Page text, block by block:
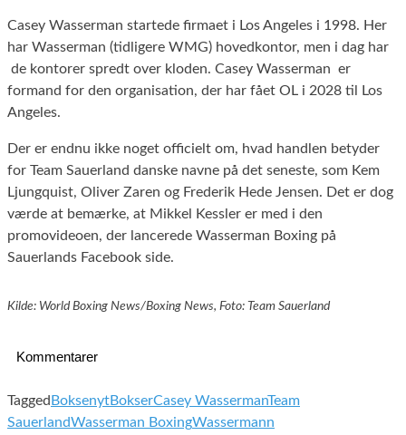
Casey Wasserman startede firmaet i Los Angeles i 1998. Her
har Wasserman (tidligere WMG) hovedkontor, men i dag har
de kontorer spredt over kloden. Casey Wasserman er
formand for den organisation, der har fået OL i 2028 til Los
Angeles.
Der er endnu ikke noget officielt om, hvad handlen betyder
for Team Sauerland danske navne på det seneste, som Kem
Ljungquist, Oliver Zaren og Frederik Hede Jensen. Det er dog
værde at bemærke, at Mikkel Kessler er med i den
promovideoen, der lancerede Wasserman Boxing på
Sauerlands Facebook side.
Kilde: World Boxing News/Boxing News, Foto: Team Sauerland
Kommentarer
Tagged BoksenytBokserCasey WassermanTeam
SauerlandWasserman BoxingWassermann